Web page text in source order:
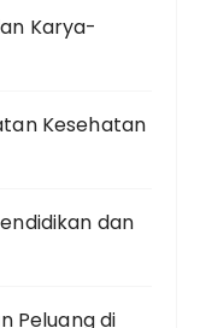
Karya-
Kesehatan
dan
Peluang di